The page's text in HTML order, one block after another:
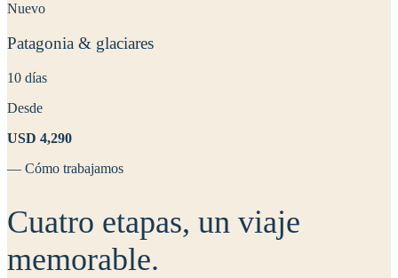
Nuevo
Patagonia & glaciares
10 días
Desde
USD 4,290
— Cómo trabajamos
Cuatro etapas, un viaje
memorable.